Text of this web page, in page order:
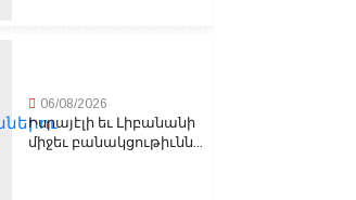
06/08/2026
Իսրայէլի եւ Լիբանանի
միջեւ բանակցութիւնն...